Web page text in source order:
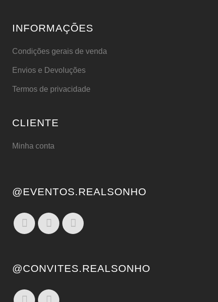
INFORMAÇÕES
Condições gerais de venda
Envios e Devoluções
Termos de privacidade
CLIENTE
Minha conta
@EVENTOS.REALSONHO
@CONVITES.REALSONHO